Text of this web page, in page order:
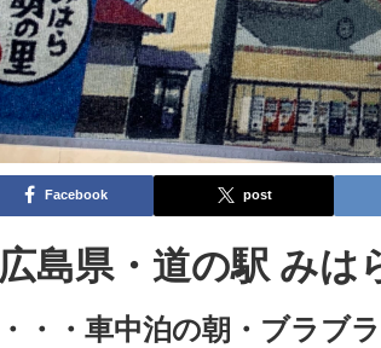
Facebook post
広島県・道の駅 みは
・・・車中泊の朝・ブラブ